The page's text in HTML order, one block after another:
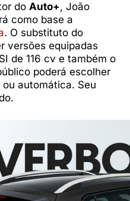
do Auto+, João
como base a
. O substituto do
versões equipadas
de 116 cv e também o
poderá escolher
automática. Seu